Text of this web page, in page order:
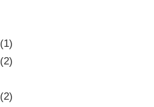
(1)
(2)
(2)